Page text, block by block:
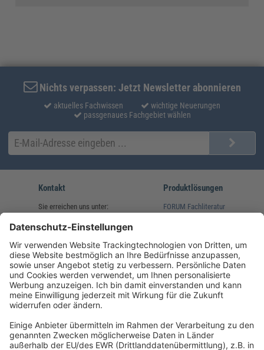
Nichts verpassen: Jetzt Newsletter abonnieren
aktuelles Fachwissen
wichtige Neuerungen
passgenaues Fachgebiet wählen
Kontakt
Sie erreichen uns unter:
(08233) 38 11 23
service@forum-verlag.com
Mo-Do 07:30 - 17:00 Uhr
Fr 07:30 - 15:00 Uhr
Produktlösungen
FORUM Fachliteratur
Folgen Sie uns